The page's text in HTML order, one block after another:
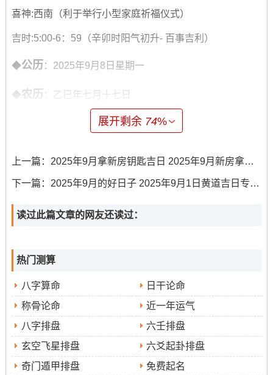
喜神:西南（利于举行小型家庭祈福仪式）
吉时:5:00-6：59（辛卯时阳气初升- 百事吉利）
◆公历 ：2025年9月8日星期一
◆农历 ：乙巳年七月十七日
:乙巳年甲申月庚辰日
◆忌：无
◆冲煞:冲狗（戌）| 岁破方位:南
✓ 强效匹配：拆除旧物、结构改造、水电定位
✓ 附加吉兆:宴请工友、悬挂彩带、鸣炮示吉
✗ 首要规避：无
✗ 次要规避:无
财位:正北（宜放置金属貔貅）
展开剩余 74%
上一篇： 2025年9月拿新房钥匙吉日 2025年9月新房拿钥匙吉日
下一篇： 2025年9月的好日子 2025年9月1日黄道吉日专用日历
读过此篇文章的网友还读过：
热门测算
八字算命
日干论命
称骨论命
近一年运气
八字排盘
六壬排盘
玄空飞星排盘
六爻起卦排盘
奇门遁甲排盘
免费起名